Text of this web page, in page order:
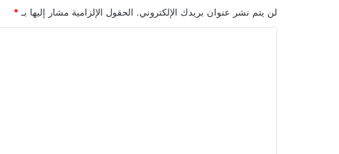
لن يتم نشر عنوان بريدك الإلكتروني. الحقول الإلزامية مشار إليها بـ *